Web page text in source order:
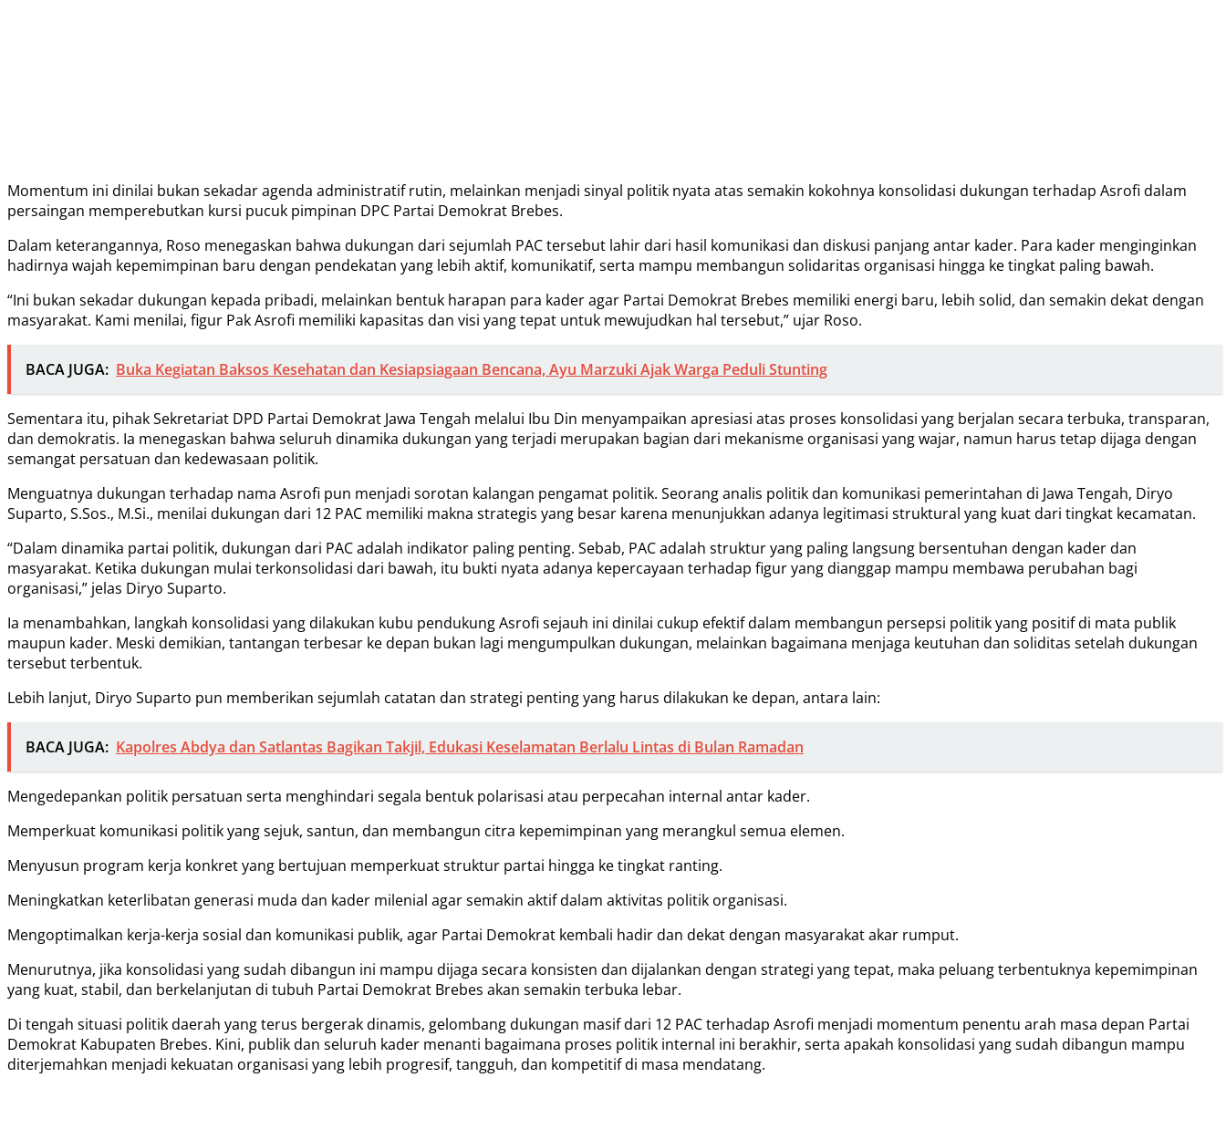
Momentum ini dinilai bukan sekadar agenda administratif rutin, melainkan menjadi sinyal politik nyata atas semakin kokohnya konsolidasi dukungan terhadap Asrofi dalam
persaingan memperebutkan kursi pucuk pimpinan DPC Partai Demokrat Brebes.
Dalam keterangannya, Roso menegaskan bahwa dukungan dari sejumlah PAC tersebut lahir dari hasil komunikasi dan diskusi panjang antar kader. Para kader menginginkan
hadirnya wajah kepemimpinan baru dengan pendekatan yang lebih aktif, komunikatif, serta mampu membangun solidaritas organisasi hingga ke tingkat paling bawah.
“Ini bukan sekadar dukungan kepada pribadi, melainkan bentuk harapan para kader agar Partai Demokrat Brebes memiliki energi baru, lebih solid, dan semakin dekat dengan
masyarakat. Kami menilai, figur Pak Asrofi memiliki kapasitas dan visi yang tepat untuk mewujudkan hal tersebut,” ujar Roso.
BACA JUGA: Buka Kegiatan Baksos Kesehatan dan Kesiapsiagaan Bencana, Ayu Marzuki Ajak Warga Peduli Stunting
Sementara itu, pihak Sekretariat DPD Partai Demokrat Jawa Tengah melalui Ibu Din menyampaikan apresiasi atas proses konsolidasi yang berjalan secara terbuka, transparan,
dan demokratis. Ia menegaskan bahwa seluruh dinamika dukungan yang terjadi merupakan bagian dari mekanisme organisasi yang wajar, namun harus tetap dijaga dengan
semangat persatuan dan kedewasaan politik.
Menguatnya dukungan terhadap nama Asrofi pun menjadi sorotan kalangan pengamat politik. Seorang analis politik dan komunikasi pemerintahan di Jawa Tengah, Diryo
Suparto, S.Sos., M.Si., menilai dukungan dari 12 PAC memiliki makna strategis yang besar karena menunjukkan adanya legitimasi struktural yang kuat dari tingkat kecamatan.
“Dalam dinamika partai politik, dukungan dari PAC adalah indikator paling penting. Sebab, PAC adalah struktur yang paling langsung bersentuhan dengan kader dan
masyarakat. Ketika dukungan mulai terkonsolidasi dari bawah, itu bukti nyata adanya kepercayaan terhadap figur yang dianggap mampu membawa perubahan bagi
organisasi,” jelas Diryo Suparto.
Ia menambahkan, langkah konsolidasi yang dilakukan kubu pendukung Asrofi sejauh ini dinilai cukup efektif dalam membangun persepsi politik yang positif di mata publik
maupun kader. Meski demikian, tantangan terbesar ke depan bukan lagi mengumpulkan dukungan, melainkan bagaimana menjaga keutuhan dan soliditas setelah dukungan
tersebut terbentuk.
Lebih lanjut, Diryo Suparto pun memberikan sejumlah catatan dan strategi penting yang harus dilakukan ke depan, antara lain:
BACA JUGA: Kapolres Abdya dan Satlantas Bagikan Takjil, Edukasi Keselamatan Berlalu Lintas di Bulan Ramadan
Mengedepankan politik persatuan serta menghindari segala bentuk polarisasi atau perpecahan internal antar kader.
Memperkuat komunikasi politik yang sejuk, santun, dan membangun citra kepemimpinan yang merangkul semua elemen.
Menyusun program kerja konkret yang bertujuan memperkuat struktur partai hingga ke tingkat ranting.
Meningkatkan keterlibatan generasi muda dan kader milenial agar semakin aktif dalam aktivitas politik organisasi.
Mengoptimalkan kerja-kerja sosial dan komunikasi publik, agar Partai Demokrat kembali hadir dan dekat dengan masyarakat akar rumput.
Menurutnya, jika konsolidasi yang sudah dibangun ini mampu dijaga secara konsisten dan dijalankan dengan strategi yang tepat, maka peluang terbentuknya kepemimpinan
yang kuat, stabil, dan berkelanjutan di tubuh Partai Demokrat Brebes akan semakin terbuka lebar.
Di tengah situasi politik daerah yang terus bergerak dinamis, gelombang dukungan masif dari 12 PAC terhadap Asrofi menjadi momentum penentu arah masa depan Partai
Demokrat Kabupaten Brebes. Kini, publik dan seluruh kader menanti bagaimana proses politik internal ini berakhir, serta apakah konsolidasi yang sudah dibangun mampu
diterjemahkan menjadi kekuatan organisasi yang lebih progresif, tangguh, dan kompetitif di masa mendatang.